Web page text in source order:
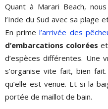
Quant à Marari Beach,
l’Inde du Sud avec sa plage
En primel’arrivée des
d’embarcations colorées
d’espèces différentes. Une
s’organise vite fait, bien
qu’elle est venue. Et si la
portée de maillot de bain.